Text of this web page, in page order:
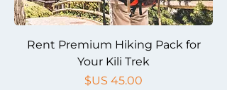
Rent Premium Hiking Pack for
Your Kili Trek
السعر